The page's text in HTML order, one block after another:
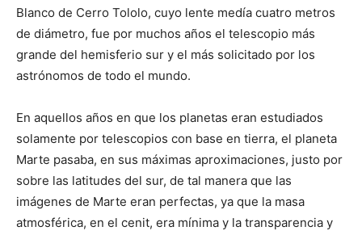
Blanco de Cerro Tololo, cuyo lente medía cuatro metros
de diámetro, fue por muchos años el telescopio más
grande del hemisferio sur y el más solicitado por los
astrónomos de todo el mundo.
En aquellos años en que los planetas eran estudiados
solamente por telescopios con base en tierra, el planeta
Marte pasaba, en sus máximas aproximaciones, justo por
sobre las latitudes del sur, de tal manera que las
imágenes de Marte eran perfectas, ya que la masa
atmosférica, en el cenit, era mínima y la transparencia y